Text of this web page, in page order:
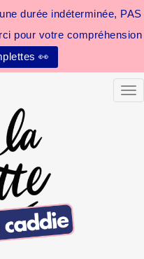
durée indéterminée, PAS
pour votre compréhension
👀